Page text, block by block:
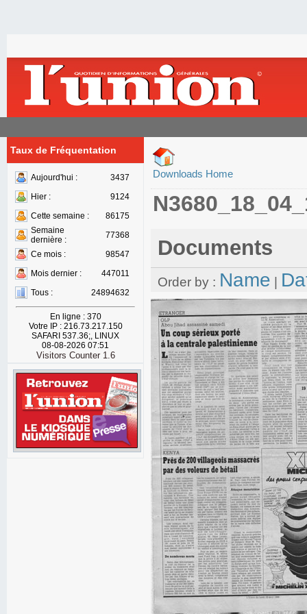
Taux de Fréquentation
Aujourd'hui :
3437
Hier :
9124
Cette semaine :
86175
Semaine
dernière :
77368
Ce mois :
98547
Mois dernier :
447011
Tous :
24894632
En ligne : 370
Votre IP : 216.73.217.150
SAFARI 537.36;, LINUX
08-08-2026 07:51
Visitors Counter 1.6
Downloads Home
Documents
Order by : Name